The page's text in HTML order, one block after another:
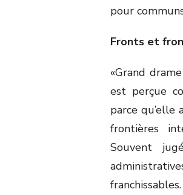
pour
Fronts et
«Grand
est perçue
parce qu’elle
frontières
Souvent